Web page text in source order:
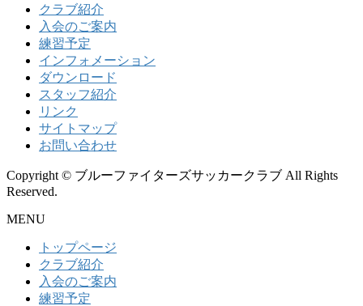
クラブ紹介
入会のご案内
練習予定
インフォメーション
ダウンロード
スタッフ紹介
リンク
サイトマップ
お問い合わせ
Copyright © ブルーファイターズサッカークラブ All Rights
Reserved.
MENU
トップページ
クラブ紹介
入会のご案内
練習予定